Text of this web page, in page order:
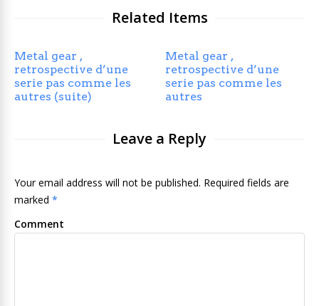
Related Items
Metal gear ,
retrospective d’une
serie pas comme les
autres (suite)
Metal gear ,
retrospective d’une
serie pas comme les
autres
Leave a Reply
Your email address will not be published. Required fields are
marked *
Comment